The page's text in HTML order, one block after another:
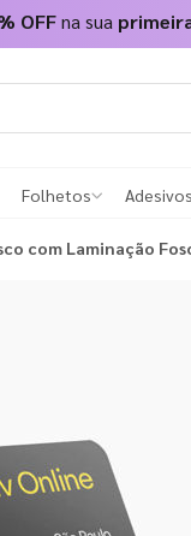
OFFna sua
Folhetos Adesivos
com Laminação